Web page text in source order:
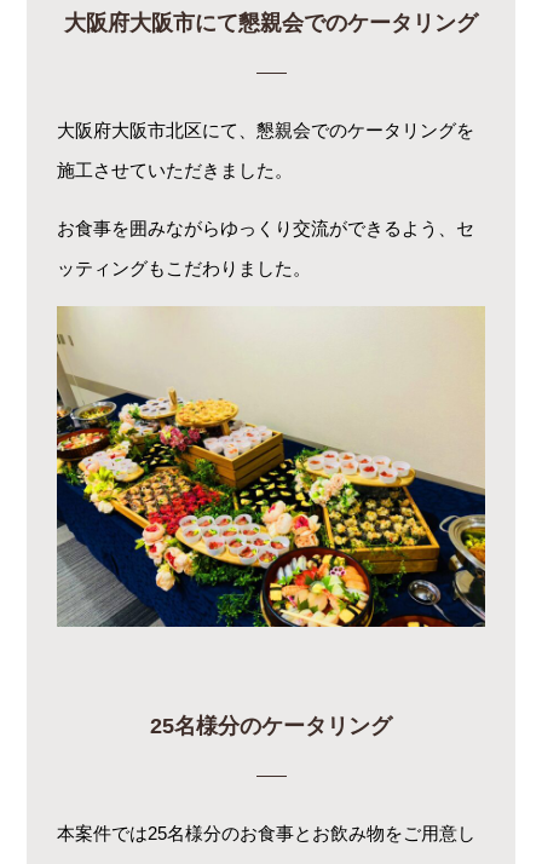
大阪府大阪市にて懇親会でのケータリング
大阪府大阪市北区にて、懇親会でのケータリングを
施工させていただきました。
お食事を囲みながらゆっくり交流ができるよう、セ
ッティングもこだわりました。
25名様分のケータリング
本案件では25名様分のお食事とお飲み物をご用意し